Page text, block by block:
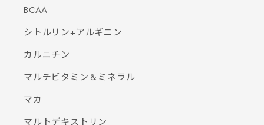
BCAA
シトルリン+アルギニン
カルニチン
マルチビタミン＆ミネラル
マカ
マルトデキストリン